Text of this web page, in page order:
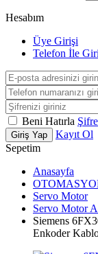
Hesabım
Üye Girişi
Telefon İle
Beni Hatırla
Giriş Yap
Kayıt Ol
Sepetim
Anasayfa
Servo Motor
Servo Motor
Siemens
Enkoder